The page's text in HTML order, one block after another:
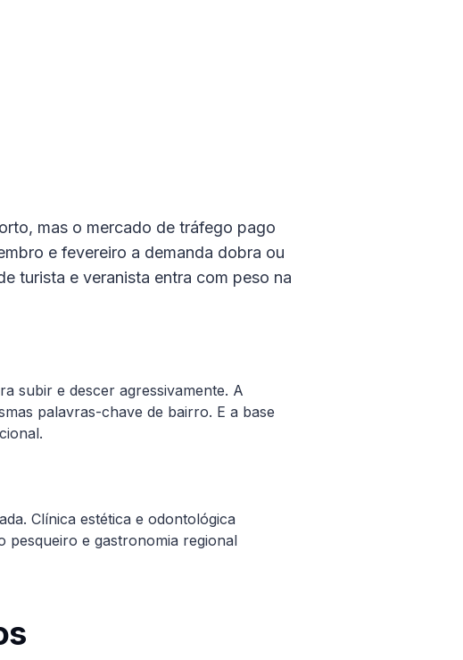
mas o mercado de tráfego pago
e fevereiro a demanda dobra ou
turista e veranista entra com peso na
subir e descer agressivamente. A
palavras-chave de bairro. E a base
Clínica estética e odontológica
pesqueiro e gastronomia regional